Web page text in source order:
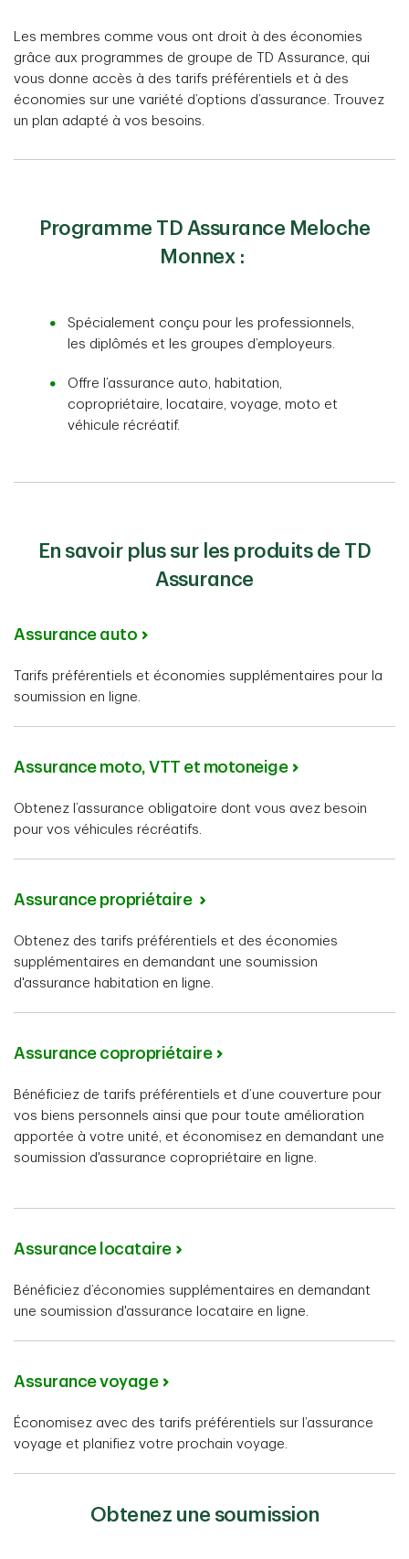
Les membres comme vous ont droit à des économies
grâce aux programmes de groupe de TD Assurance, qui
vous donne accès à des tarifs préférentiels et à des
économies sur une variété d’options d’assurance. Trouvez
un plan adapté à vos besoins.
Programme TD Assurance Meloche
Monnex :
Spécialement conçu pour les professionnels,
les diplômés et les groupes d’employeurs.
Offre l’assurance auto, habitation,
copropriétaire, locataire, voyage, moto et
véhicule récréatif.
En savoir plus sur les produits de TD
Assurance
Assurance auto
Tarifs préférentiels et économies supplémentaires pour la
soumission en ligne.
Assurance moto, VTT et motoneige
Obtenez l’assurance obligatoire dont vous avez besoin
pour vos véhicules récréatifs.
Assurance propriétaire
Obtenez des tarifs préférentiels et des économies
supplémentaires en demandant une soumission
d'assurance habitation en ligne.
Assurance copropriétaire
Bénéficiez de tarifs préférentiels et d’une couverture pour
vos biens personnels ainsi que pour toute amélioration
apportée à votre unité, et économisez en demandant une
soumission d'assurance copropriétaire en ligne.
Assurance locataire
Bénéficiez d’économies supplémentaires en demandant
une soumission d'assurance locataire en ligne.
Assurance voyage
Économisez avec des tarifs préférentiels sur l’assurance
voyage et planifiez votre prochain voyage.
Obtenez une soumission